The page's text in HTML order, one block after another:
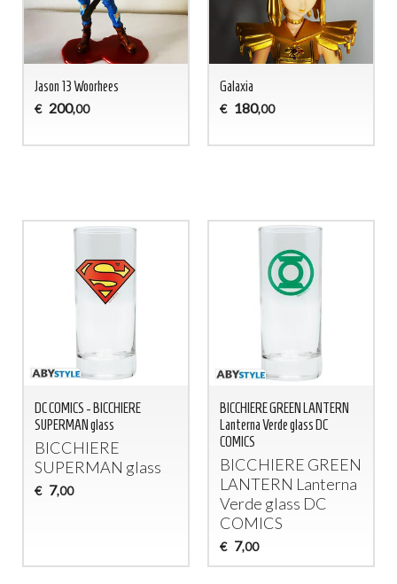
Jason 13 Woorhees
€ 200,00
Galaxia
€ 180,00
DC COMICS - BICCHIERE
SUPERMAN glass
BICCHIERE
SUPERMAN glass
€ 7,00
BICCHIERE GREEN LANTERN
Lanterna Verde glass DC
COMICS
BICCHIERE GREEN
LANTERN Lanterna
Verde glass DC
COMICS
€ 7,00